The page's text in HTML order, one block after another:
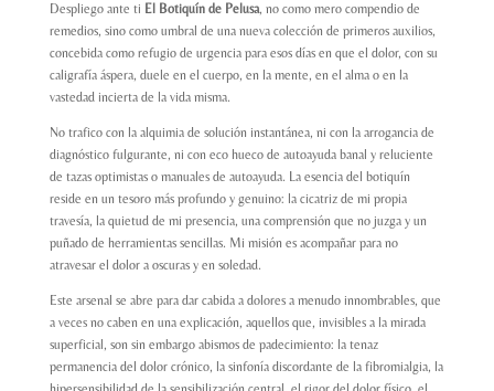
Despliego ante ti El Botiquín de Pelusa, no como mero compendio de
remedios, sino como umbral de una nueva colección de primeros auxilios,
concebida como refugio de urgencia para esos días en que el dolor, con su
caligrafía áspera, duele en el cuerpo, en la mente, en el alma o en la
vastedad incierta de la vida misma.
No trafico con la alquimia de solución instantánea, ni con la arrogancia de
diagnóstico fulgurante, ni con eco hueco de autoayuda banal y reluciente
de tazas optimistas o manuales de autoayuda. La esencia del botiquín
reside en un tesoro más profundo y genuino: la cicatriz de mi propia
travesía, la quietud de mi presencia, una comprensión que no juzga y un
puñado de herramientas sencillas. Mi misión es acompañar para no
atravesar el dolor a oscuras y en soledad.
Este arsenal se abre para dar cabida a dolores a menudo innombrables, que
a veces no caben en una explicación, aquellos que, invisibles a la mirada
superficial, son sin embargo abismos de padecimiento: la tenaz
permanencia del dolor crónico, la sinfonía discordante de la fibromialgia, la